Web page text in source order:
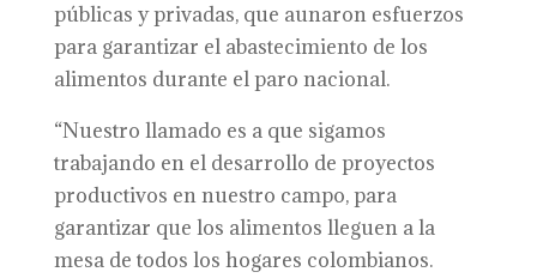
públicas y privadas, que aunaron esfuerzos
para garantizar el abastecimiento de los
alimentos durante el paro nacional.
“Nuestro llamado es a que sigamos
trabajando en el desarrollo de proyectos
productivos en nuestro campo, para
garantizar que los alimentos lleguen a la
mesa de todos los hogares colombianos.